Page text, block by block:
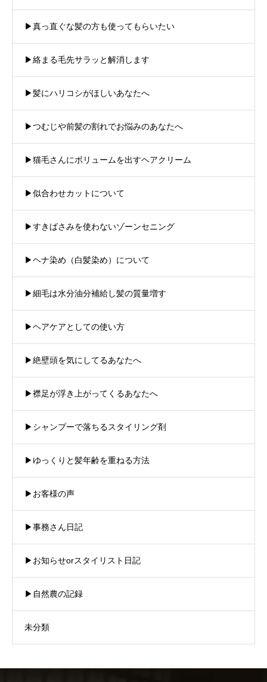
▶︎真っ直ぐな髪の方も使ってもらいたい
▶︎絡まる毛先サラッと解消します
▶︎髪にハリコシがほしいあなたへ
▶︎つむじや前髪の割れでお悩みのあなたへ
▶︎猫毛さんにボリュームを出すヘアクリーム
▶︎似合わせカットについて
▶︎すきばさみを使わないゾーンセニング
▶︎ヘナ染め（白髪染め）について
▶︎細毛は水分油分補給し髪の質量増す
▶︎ヘアケアとしての使い方
▶︎絶壁頭を気にしてるあなたへ
▶︎襟足が浮き上がってくるあなたへ
▶︎シャンプーで落ちるスタイリング剤
▶︎ゆっくりと髪年齢を重ねる方法
▶︎お客様の声
▶︎事務さん日記
▶︎お知らせorスタイリスト日記
▶︎自然農の記録
未分類